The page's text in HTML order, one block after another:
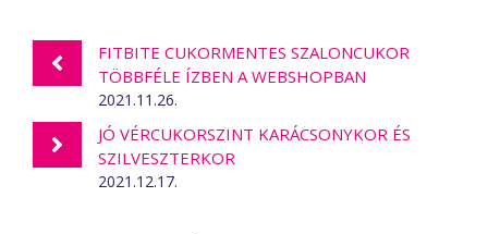
FITBITE CUKORMENTES SZALONCUKOR
TÖBBFÉLE ÍZBEN A WEBSHOPBAN
2021.11.26.
JÓ VÉRCUKORSZINT KARÁCSONYKOR ÉS
SZILVESZTERKOR
2021.12.17.